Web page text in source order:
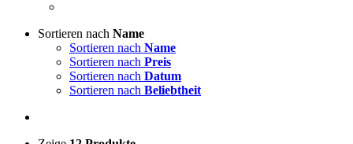
Sortieren nach Name
Sortieren nach Name
Sortieren nach Preis
Sortieren nach Datum
Sortieren nach Beliebtheit